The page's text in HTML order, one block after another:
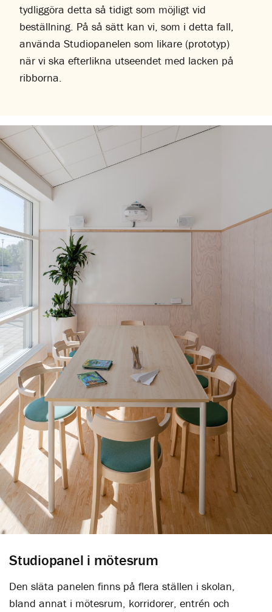
tydliggöra detta så tidigt som möjligt vid
beställning. På så sätt kan vi, som i detta fall,
använda Studiopanelen som likare (prototyp)
när vi ska efterlikna utseendet med lacken på
ribborna.
Studiopanel i mötesrum
Den släta panelen finns på flera ställen i skolan,
bland annat i mötesrum, korridorer, entrén och